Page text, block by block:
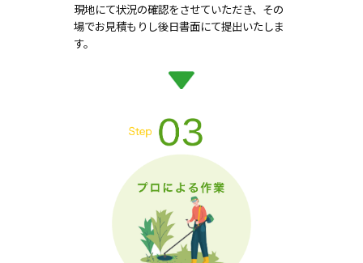
現地にて状況の確認をさせていただき、その
場でお見積もりし後日書面にて提出いたしま
す。